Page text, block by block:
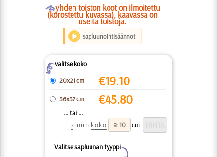
Oyhden toiston koot on ilmoitettu
(korostettu kuvassa), kaavassa on
useita toistoja.
sapluunointisäännöt
Zvalitse koko
20x21 cm
€19.10
36x37 cm €45.80
... tai ...
sinun koko
cm
Valitse sapluunan tyyppi
Y